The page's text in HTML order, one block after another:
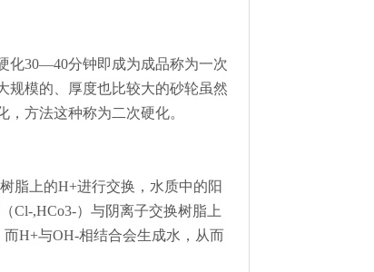
化30―40分钟即成为成品称为一次
规模的、厚度也比较大的砂轮虽然
方法这种称为二次硬化。
脂上的H+进行交换，水质中的阳
Cl-,HCo3-）与阴离子交换树脂上
H+与OH-相结合会生成水，从而